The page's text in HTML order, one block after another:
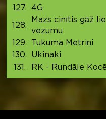
127. 4G
128.
Mazs cinītis gāž
vezumu
129.
Tukuma Metriņi
130. Ukinaki
131. RK - Rundāle